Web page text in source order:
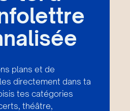
plans et de
directement dans ta
tes catégories
théâtre,